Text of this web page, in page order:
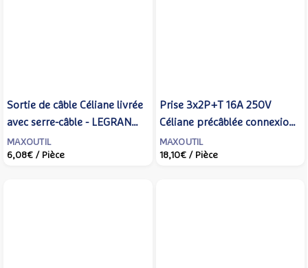
Sortie de câble Céliane livrée
avec serre-câble - LEGRAND
- CM0181
MAXOUTIL
6,08€ / Pièce
Prise 3x2P+T 16A 250V
Céliane précâblée connexion
à bornes automatiques -
LEGRAND - CM0113
MAXOUTIL
18,10€ / Pièce